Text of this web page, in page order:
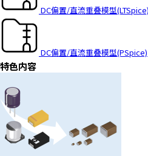
a
d
r
t
o
e
DC偏置/直流重叠模型(LTSpice)
DC偏置/直流重叠模型(PSpice)
特色内容